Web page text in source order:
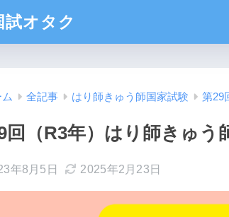
試オタク
全記事 はり師きゅう師国家試験 第29
回（R3年）はり師きゅう
年8月5日 2025年2月23日